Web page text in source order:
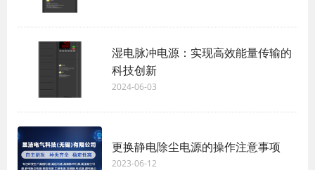
湿电脉冲电源：实现高效能量传输的
科技创新
2024-06-03
更换静电除尘电源的操作注意事项
2023-06-12